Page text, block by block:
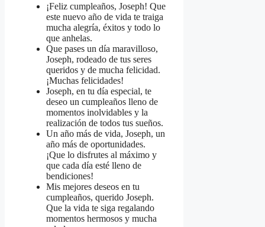
¡Feliz cumpleaños, Joseph! Que
este nuevo año de vida te traiga
mucha alegría, éxitos y todo lo
que anhelas.
Que pases un día maravilloso,
Joseph, rodeado de tus seres
queridos y de mucha felicidad.
¡Muchas felicidades!
Joseph, en tu día especial, te
deseo un cumpleaños lleno de
momentos inolvidables y la
realización de todos tus sueños.
Un año más de vida, Joseph, un
año más de oportunidades.
¡Que lo disfrutes al máximo y
que cada día esté lleno de
bendiciones!
Mis mejores deseos en tu
cumpleaños, querido Joseph.
Que la vida te siga regalando
momentos hermosos y mucha